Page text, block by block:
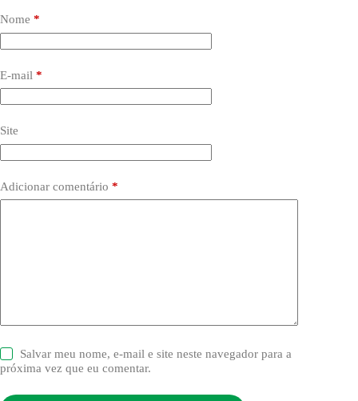
Nome *
E-mail *
Site
Adicionar comentário *
Salvar meu nome, e-mail e site neste navegador para a
próxima vez que eu comentar.